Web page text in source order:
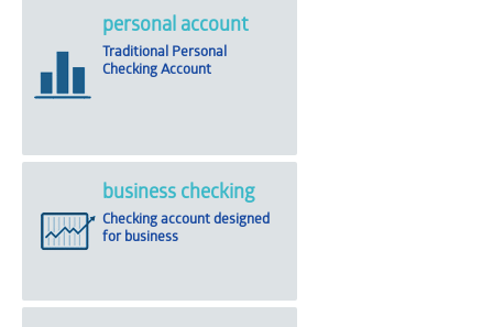
personal account
Traditional Personal
Checking Account
business checking
Checking account designed
for business